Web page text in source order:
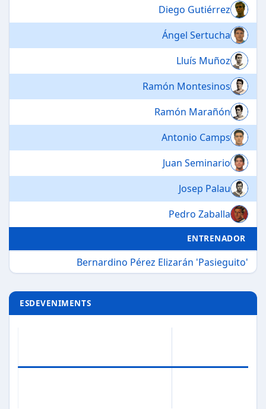
Diego Gutiérrez
Ángel Sertucha
Lluís Muñoz
Ramón Montesinos
Ramón Marañón
Antonio Camps
Juan Seminario
Josep Palau
Pedro Zaballa
ENTRENADOR
Bernardino Pérez Elizarán 'Pasieguito'
ESDEVENIMENTS